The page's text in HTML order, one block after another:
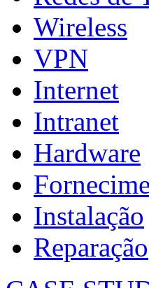
Wireless
VPN
Internet
Intranet
Hardware
Instalação
Reparação